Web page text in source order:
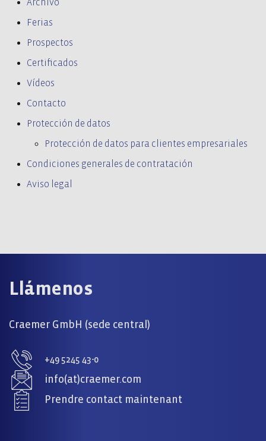
Archivo
Ferias
Prospectos
Certificados
Vídeos
Contacto
Protección de datos
Protección de datos para clientes empresariales
Condiciones generales de contratación
Aviso legal
Llámenos
Craemer GmbH (sede central)
+49 5245 43-0
info(at)craemer.com
Prendre contact maintenant